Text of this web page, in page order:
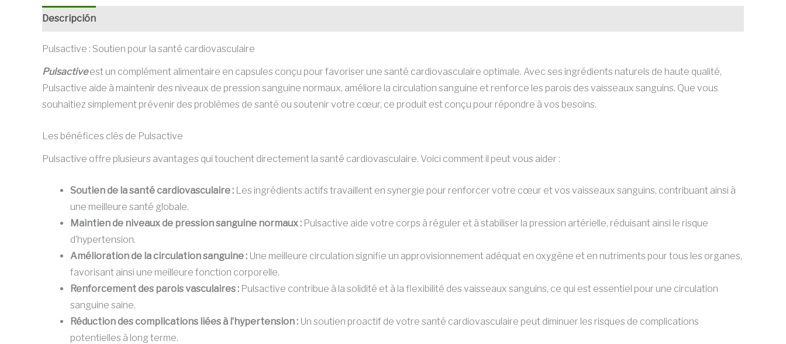
Descripción
Pulsactive : Soutien pour la santé cardiovasculaire
Pulsactiveest un complément alimentaire en capsules conçu pour favoriser une santé cardiovasculaire optimale. Avec ses ingrédients naturels de haute qualité,
Pulsactive aide à maintenir des niveaux de pression sanguine normaux, améliore la circulation sanguine et renforce les parois des vaisseaux sanguins. Que vous
souhaitiez simplement prévenir des problèmes de santé ou soutenir votre cœur, ce produit est conçu pour répondre à vos besoins.
Les bénéfices clés de Pulsactive
Pulsactive offre plusieurs avantages qui touchent directement la santé cardiovasculaire. Voici comment il peut vous aider :
Soutien de la santé cardiovasculaire : Les ingrédients actifs travaillent en synergie pour renforcer votre cœur et vos vaisseaux sanguins, contribuant ainsi à
une meilleure santé globale.
Maintien de niveaux de pression sanguine normaux : Pulsactive aide votre corps à réguler et à stabiliser la pression artérielle, réduisant ainsi le risque
d’hypertension.
Amélioration de la circulation sanguine : Une meilleure circulation signifie un approvisionnement adéquat en oxygène et en nutriments pour tous les organes,
favorisant ainsi une meilleure fonction corporelle.
Renforcement des parois vasculaires : Pulsactive contribue à la solidité et à la flexibilité des vaisseaux sanguins, ce qui est essentiel pour une circulation
sanguine saine.
Réduction des complications liées à l’hypertension : Un soutien proactif de votre santé cardiovasculaire peut diminuer les risques de complications
potentielles à long terme.